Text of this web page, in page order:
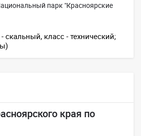
парк "Красноярские
скальный, класс - технический;
края по